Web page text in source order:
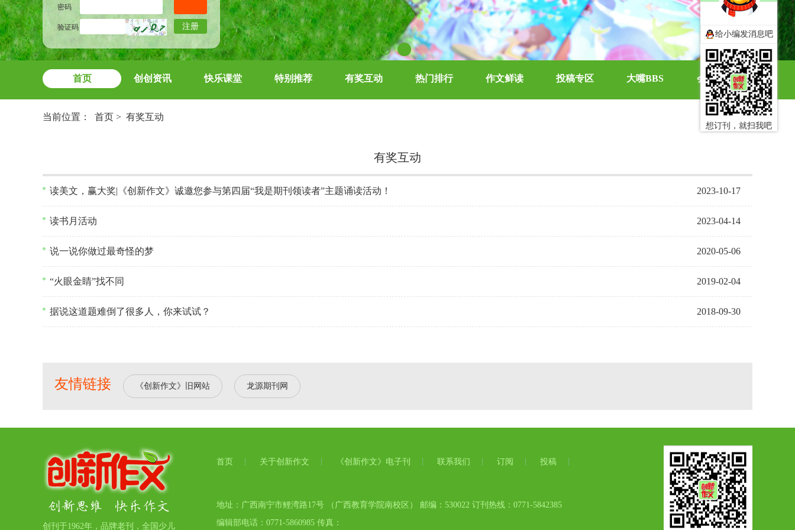
密码
验证码 注册
首页 创创资讯 快乐课堂 特别推荐 有奖互动 热门排行 作文鲜读 投稿专区 大嘴BBS 会员中心
当前位置： 首页 > 有奖互动
有奖互动
2023-10-17
读美文，赢大奖|《创新作文》诚邀您参与第四届“我是期刊领读者”主题诵读活动！
2023-04-14
读书月活动
2020-05-06
说一说你做过最奇怪的梦
2019-02-04
“火眼金睛”找不同
2018-09-30
据说这道题难倒了很多人，你来试试？
友情链接 《创新作文》旧网站 龙源期刊网
创刊于1962年，品牌老刊，全国少儿
首页 关于创新作文 《创新作文》电子刊 联系我们 订阅 投稿
地址：广西南宁市鲤湾路17号 （广西教育学院南校区） 邮编：530022 订刊热线：0771-5842385
编辑部电话：0771-5860985 传真：
给小编发消息吧
想订刊，就扫我吧